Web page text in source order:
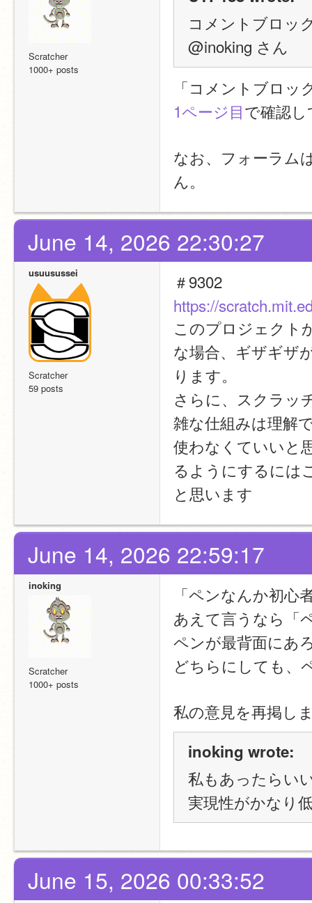
Scratcher
1000+ posts
コメントブロッ
@inoking さん
「コメントブロ
1ページ目で確認
なお、フォーラム
ん。
June 14, 2026 22:30:27
usuusussei
Scratcher
59 posts
＃9302
https://
このプロジェクト
な場合、ギザギザ
ります。
さらに、スクラッ
雑な仕組みは理解
使わなくていいと
るようにするには
と思います
June 14, 2026 22:59:17
inoking
Scratcher
1000+ posts
「ペンなんか初
あえて言うなら「
ペンが最背面にあ
どちらにしても、
私の意見を再掲し
inoking wrote:
私もあったらい
実現性がかなり
June 15, 2026 00:33:52